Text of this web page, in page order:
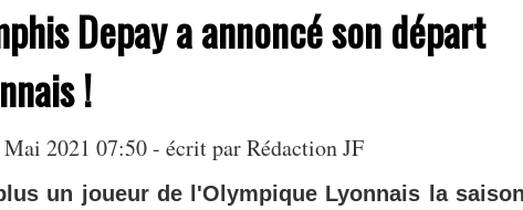
Depay a annoncé son départ
!
2021 07:50 - écrit par Rédaction JF
un joueur de l'Olympique Lyonnais la saison